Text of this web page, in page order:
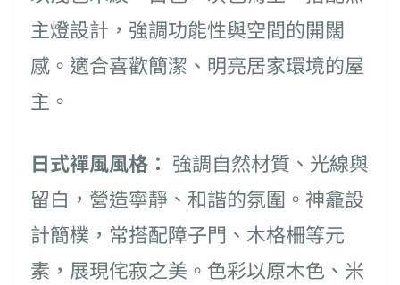
主燈設計，強調功能性與空間的開闊
感。適合喜歡簡潔、明亮居家環境的屋
主。
日式禪風風格： 強調自然材質、光線與
留白，營造寧靜、和諧的氛圍。神龕設
計簡樸，常搭配障子門、木格柵等元
素，展現侘寂之美。色彩以原木色、米